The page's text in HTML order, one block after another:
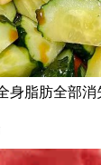
身脂肪全部消